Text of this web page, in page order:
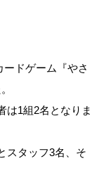
ドゲーム『やさ
。
は1組2名となりま
スタッフ3名、そ